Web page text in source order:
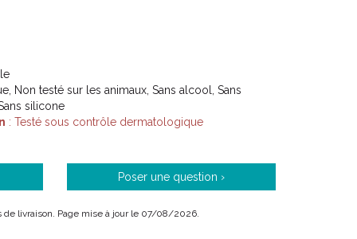
Non testé sur les animaux, Sans alcool, Sans
silicone
: Testé sous contrôle dermatologique
Poser une question ›
de livraison. Page mise à jour le 07/08/2026.